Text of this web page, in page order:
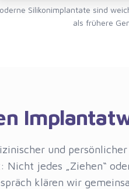
Silikonimplantate sind
als frühere
und
jedes „Ziehen“
klären wir